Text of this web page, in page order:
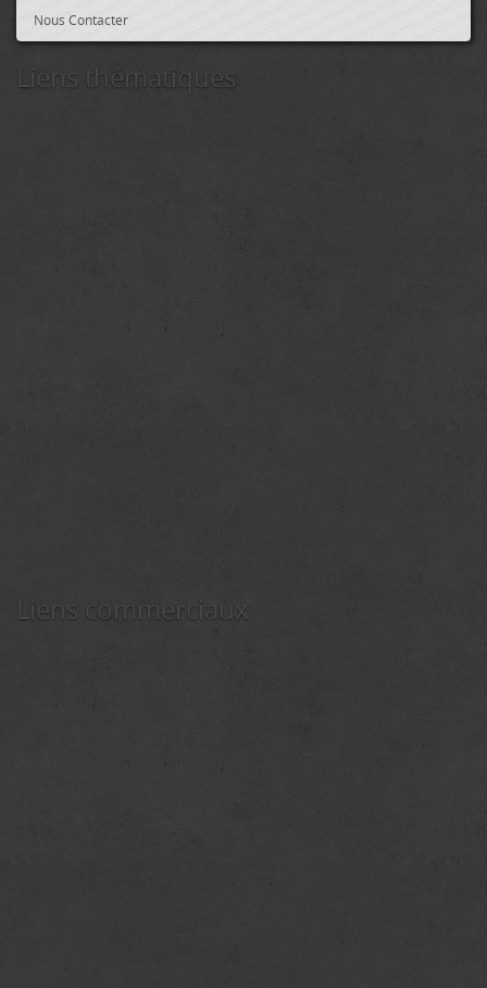
Nous Contacter
Liens thématiques
Liens commerciaux